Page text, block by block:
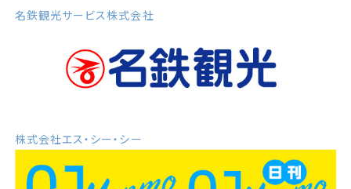
名鉄観光サービス株式会社
株式会社エス・シー・シー